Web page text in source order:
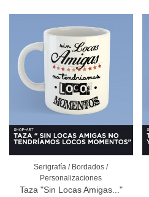
Serigrafía / Bordados /
Personalizaciones
Taza "Sin Locas Amigas..."